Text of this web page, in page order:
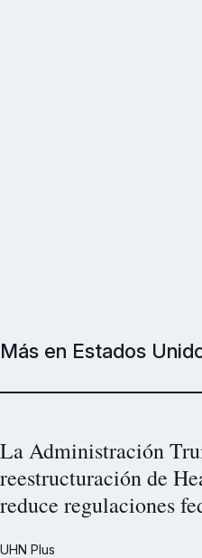
Más en Estados
La Administración
reestructuración de
reduce regulaciones
UHN Plus